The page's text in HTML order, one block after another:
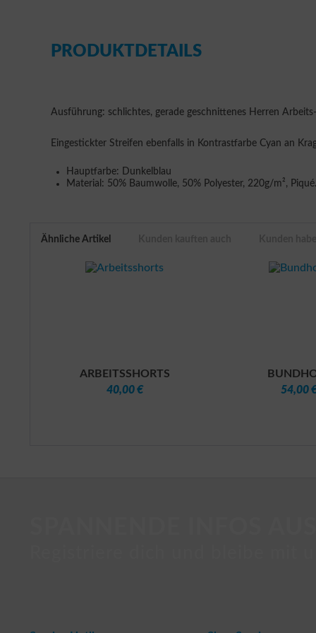
PRODUKTDETAILS
Ausführung: schlichtes, gerade geschnittenes Herren
Eingestickter Streifen ebenfalls in Kontrastfarbe Cyan an
Hauptfarbe: Dunkelblau
Material: 50% Baumwolle, 50% Polyester, 220g/m², Piqué.
Ähnliche Artikel
ARBEITSSHORTS
40,00 €
54,00